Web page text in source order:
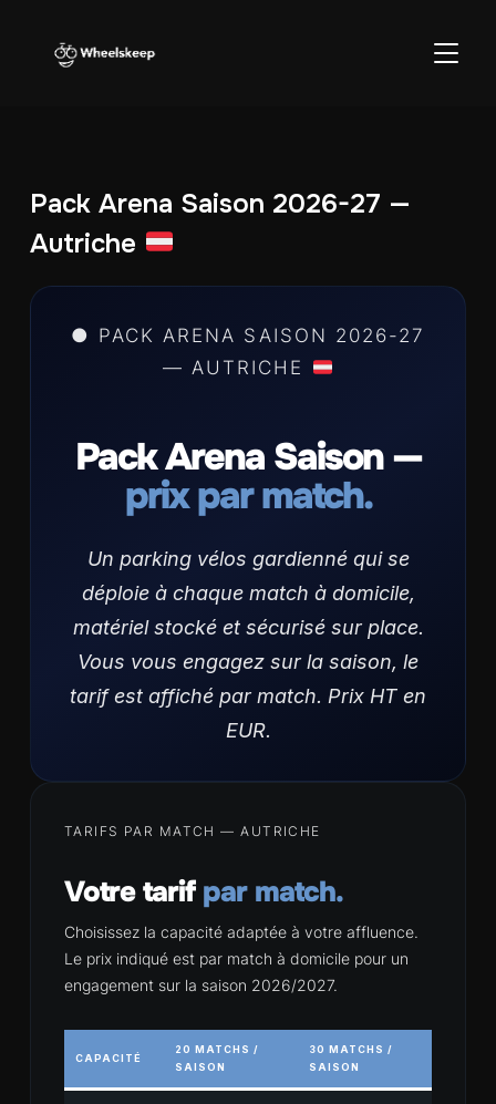
Pack Arena Saison 2026-27 —
Autriche
● PACK ARENA SAISON 2026-27
— AUTRICHE
Pack Arena Saison —
prix par match.
Un parking vélos gardienné qui se
déploie à chaque match à domicile,
matériel stocké et sécurisé sur place.
Vous vous engagez sur la saison, le
tarif est affiché par match. Prix HT en
EUR.
TARIFS PAR MATCH — AUTRICHE
Votre tarif par match.
Choisissez la capacité adaptée à votre affluence.
Le prix indiqué est par match à domicile pour un
engagement sur la saison 2026/2027.
CAPACITÉ
20 MATCHS /
SAISON
30 MATCHS /
SAISON